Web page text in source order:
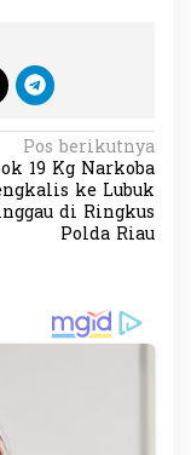
Pos berikutnya
19 Kg Narkoba
ke Lubuk
di Ringkus
Polda Riau